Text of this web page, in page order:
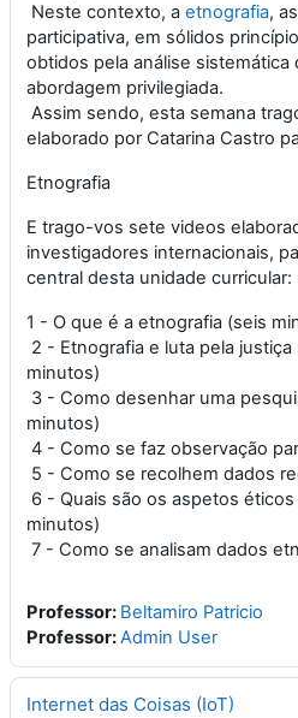
Neste contexto, a etnografia,
participativa, em sólidos
obtidos pela análise sistemática
abordagem privilegiada.
Assim sendo, esta semana
elaborado por Catarina Castro
Etnografia
E trago-vos sete videos
investigadores internacionais,
central desta unidade curricular:
1 - O que é a etnografia (seis
2 - Etnografia e luta pela justiça
minutos)
3 - Como desenhar uma
minutos)
4 - Como se faz observação
5 - Como se recolhem dados
6 - Quais são os aspetos
minutos)
7 - Como se analisam dados
Professor: Beltamiro Patricio
Professor:Admin User
Internet das Coisas (IoT)